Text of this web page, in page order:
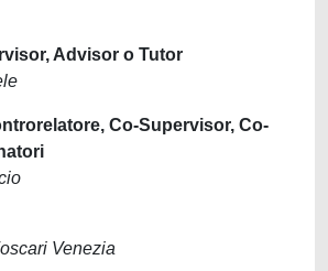
Advisor o Tutor
Co-Supervisor, Co-
Venezia